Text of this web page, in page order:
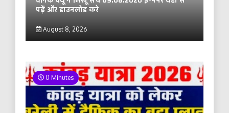
पढ़ें और डाउनलोड करे
August 8, 2026
0 Minutes